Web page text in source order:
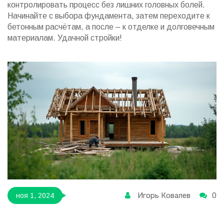
контролировать процесс без лишних головных болей.
Начинайте с выбора фундамента, затем переходите к
бетонным расчётам, а после – к отделке и долговечным
материалам. Удачной стройки!
ноя 1, 2024 Игорь Ковалев 0